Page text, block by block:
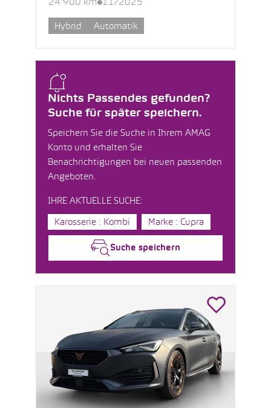
Nichts Passendes gefunden?
Suche für später speichern.
Speichern Sie die Suche in Ihrem AMAG
Konto und erhalten Sie
Benachrichtigungen bei neuen passenden
Angeboten.
IHRE AKTUELLE SUCHE:
Karosserie : Kombi Marke : Cupra
Suche speichern
24’900 km 11/2025
Hybrid Automatik